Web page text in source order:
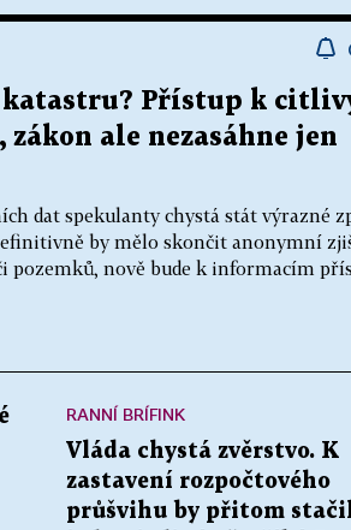
katastru? Přístup k
ale nezasáhne jen
dat spekulanty chystá stát výrazné
by mělo skončit anonymní
pozemků, nově bude k informacím
RANNÍ BRÍFINK
Vláda chystá zvěrstvo. K
zastavení rozpočtového
průšvihu by přitom